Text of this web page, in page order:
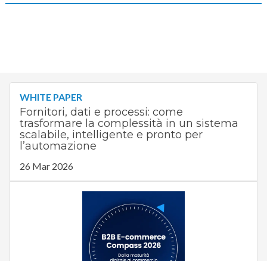
WHITE PAPER
Fornitori, dati e processi: come
trasformare la complessità in un sistema
scalabile, intelligente e pronto per
l’automazione
26 Mar 2026